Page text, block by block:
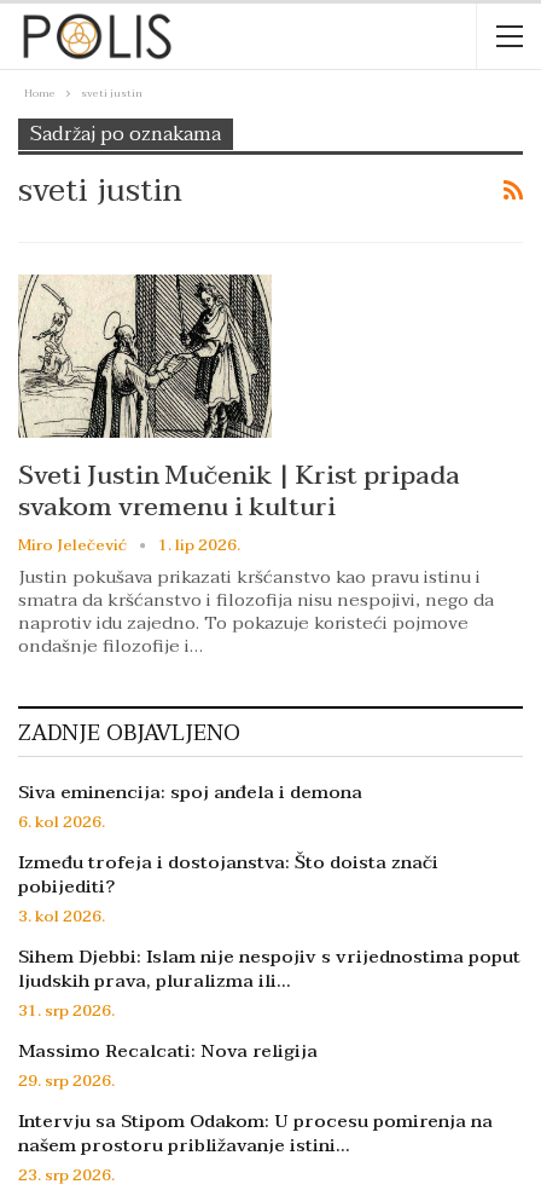
Home sveti justin
Sadržaj po oznakama
sveti justin
Sveti Justin Mučenik | Krist pripada
svakom vremenu i kulturi
Miro Jelečević 1. lip 2026.
Justin pokušava prikazati kršćanstvo kao pravu istinu i
smatra da kršćanstvo i filozofija nisu nespojivi, nego da
naprotiv idu zajedno. To pokazuje koristeći pojmove
ondašnje filozofije i…
ZADNJE OBJAVLJENO
Siva eminencija: spoj anđela i demona
6. kol 2026.
Između trofeja i dostojanstva: Što doista znači
pobijediti?
3. kol 2026.
Sihem Djebbi: Islam nije nespojiv s vrijednostima poput
ljudskih prava, pluralizma ili…
31. srp 2026.
Massimo Recalcati: Nova religija
29. srp 2026.
Intervju sa Stipom Odakom: U procesu pomirenja na
našem prostoru približavanje istini…
23. srp 2026.